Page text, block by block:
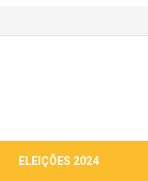
ELEIÇÕES 2024